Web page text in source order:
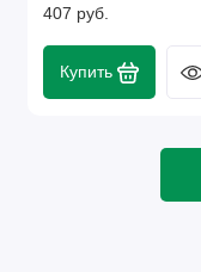
407 руб.
Купить